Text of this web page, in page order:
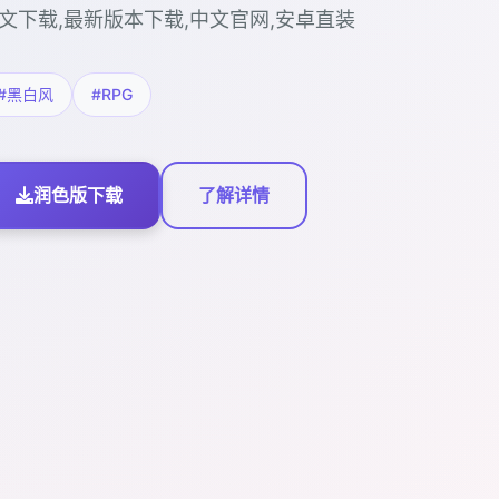
下载,最新版本下载,中文官网,安卓直装
黑白风 #RPG
润色版下载 了解详情